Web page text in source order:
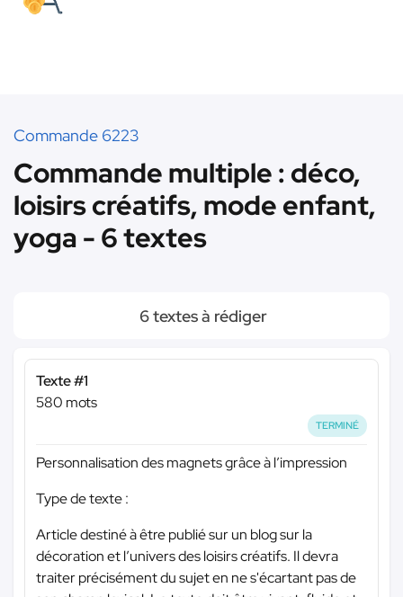
Commande 6223
Commande multiple : déco,
loisirs créatifs, mode enfant,
yoga - 6 textes
6 textes à rédiger
Texte #1
580 mots
TERMINÉ
Personnalisation des magnets grâce à l’impression
Type de texte :
Article destiné à être publié sur un blog sur la
décoration et l’univers des loisirs créatifs. Il devra
traiter précisément du sujet en ne s'écartant pas de